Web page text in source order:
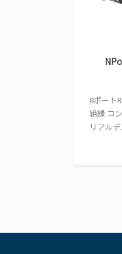
8ポート
絶縁 コ
リアル